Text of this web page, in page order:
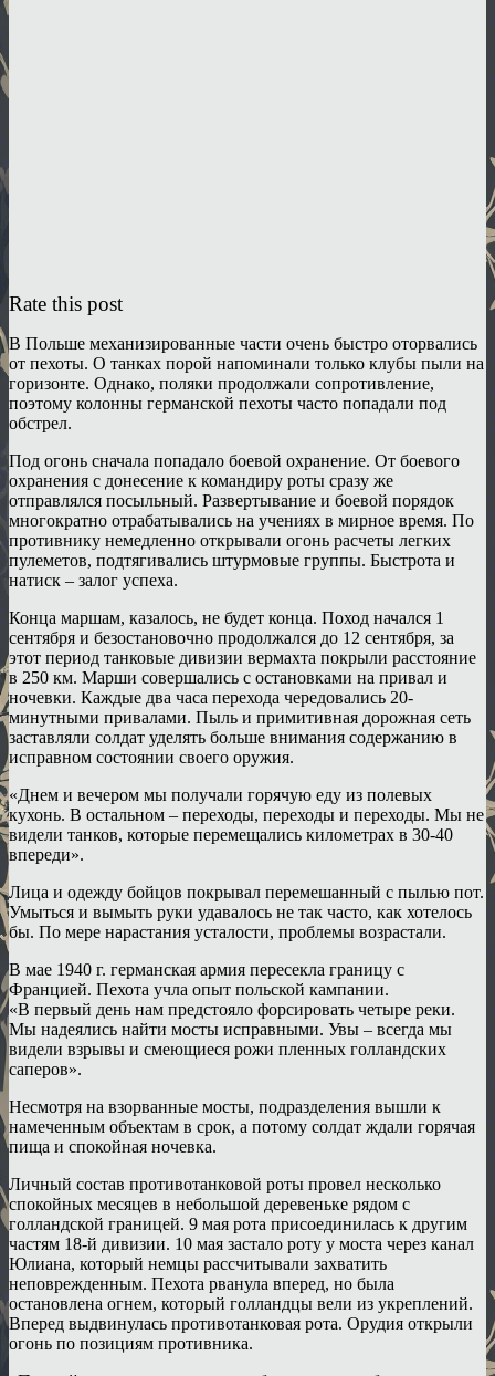
Rate this post
В Польше механизированные части очень быстро оторвались
от пехоты. О танках порой напоминали только клубы пыли на
горизонте. Однако, поляки продолжали сопротивление,
поэтому колонны германской пехоты часто попадали под
обстрел.
Под огонь сначала попадало боевой охранение. От боевого
охранения с донесение к командиру роты сразу же
отправлялся посыльный. Развертывание и боевой порядок
многократно отрабатывались на учениях в мирное время. По
противнику немедленно открывали огонь расчеты легких
пулеметов, подтягивались штурмовые группы. Быстрота и
натиск – залог успеха.
Конца маршам, казалось, не будет конца. Поход начался 1
сентября и безостановочно продолжался до 12 сентября, за
этот период танковые дивизии вермахта покрыли расстояние
в 250 км. Марши совершались с остановками на привал и
ночевки. Каждые два часа перехода чередовались 20-
минутными привалами. Пыль и примитивная дорожная сеть
заставляли солдат уделять больше внимания содержанию в
исправном состоянии своего оружия.
«Днем и вечером мы получали горячую еду из полевых
кухонь. В остальном – переходы, переходы и переходы. Мы не
видели танков, которые перемещались километрах в 30-40
впереди».
Лица и одежду бойцов покрывал перемешанный с пылью пот.
Умыться и вымыть руки удавалось не так часто, как хотелось
бы. По мере нарастания усталости, проблемы возрастали.
В мае 1940 г. германская армия пересекла границу с
Францией. Пехота учла опыт польской кампании.
«В первый день нам предстояло форсировать четыре реки.
Мы надеялись найти мосты исправными. Увы – всегда мы
видели взрывы и смеющиеся рожи пленных голландских
саперов».
Несмотря на взорванные мосты, подразделения вышли к
намеченным объектам в срок, а потому солдат ждали горячая
пища и спокойная ночевка.
Личный состав противотанковой роты провел несколько
спокойных месяцев в небольшой деревеньке рядом с
голландской границей. 9 мая рота присоединилась к другим
частям 18-й дивизии. 10 мая застало роту у моста через канал
Юлиана, который немцы рассчитывали захватить
неповрежденным. Пехота рванула вперед, но была
остановлена огнем, который голландцы вели из укреплений.
Вперед выдвинулась противотанковая рота. Орудия открыли
огонь по позициям противника.